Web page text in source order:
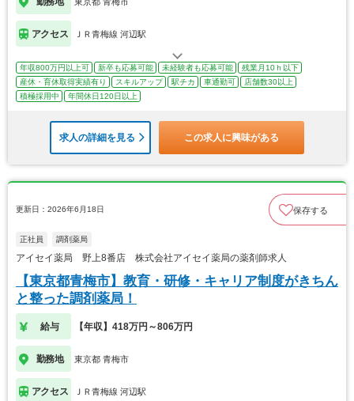
アクセス ＪＲ青梅線 河辺駅
年収800万円以上可 新卒も応募可能 未経験者も応募可能
残業月10ｈ以下
産休・育休取得実績有り
スキルアップ 駅チカ 車通勤可
店舗数30以上
積極採用中
年間休日120日以上
求人の詳細を見る この求人に興味がある
更新日：2026年6月18日 保存する
正社員 調剤薬局
アイセイ薬局 野上8番店 株式会社アイセイ薬局の薬剤師求人
【東京都青梅市】教育・研修・キャリア制度がきちん
と整った調剤薬局！
給与 【年収】418万円～806万円
勤務地 東京都 青梅市
アクセス ＪＲ青梅線 河辺駅